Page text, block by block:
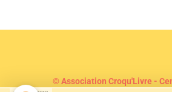
© Association Croqu'Livre -